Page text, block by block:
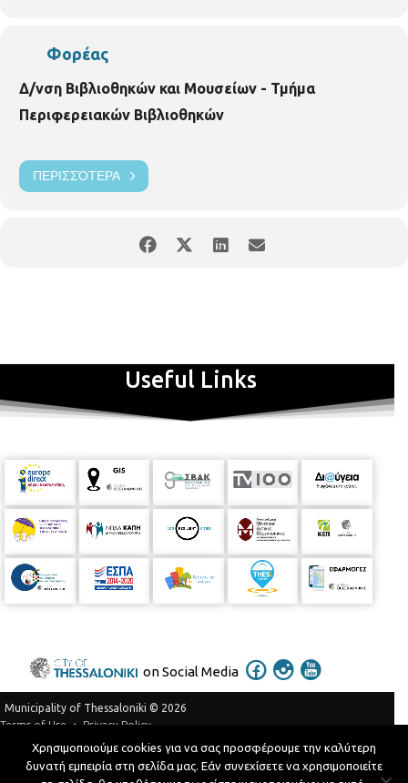
Φορέας
Δ/νση Βιβλιοθηκών και Μουσείων - Τμήμα
Περιφερειακών Βιβλιοθηκών
ΠΕΡΙΣΣΌΤΕΡΑ
Useful Links
on Social Media
Municipality of Thessaloniki © 2026
Terms of Use
Privacy Policy
Telephone Catalog
Developed byMyCompany Projects
Χρησιμοποιούμε cookies για να σας προσφέρουμε την καλύτερη
δυνατή εμπειρία στη σελίδα μας. Εάν συνεχίσετε να χρησιμοποιείτε